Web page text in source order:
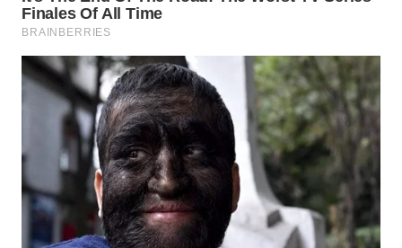
INDRAMAYU
WN
KUNINGAN
WN
MAJALENGKA
WN
SUBANG